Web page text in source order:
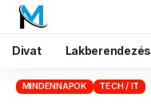
Divat Lakberendezés
MINDENNAPOK TECH / IT